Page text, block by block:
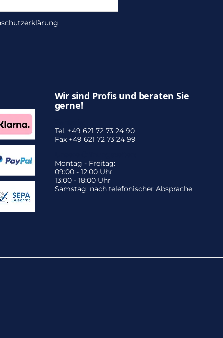
Wir sind Profis und beraten Sie
gerne!
Tel. +49 621 72 73 24 90
Fax +49 621 72 73 24 99
Montag - Freitag:
09:00 - 12:00 Uhr
13:00 - 18:00 Uhr
Samstag: nach telefonischer Absprache